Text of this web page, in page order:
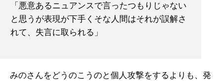
「悪意あるニュアンスで言ったつもりじゃない
と思うが表現が下手くそな人間はそれが誤解さ
れて、失言に取られる」
みのさんをどうのこうのと個人攻撃をするよりも、発